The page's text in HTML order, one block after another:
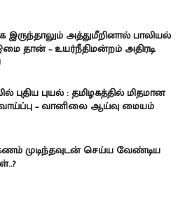
அத்துமீறினால் பாலியல்
தான் – உயர்நீதிமன்றம் அதிரடி
புதிய புயல் : தமிழகத்தில் மிதமான
– வானிலை ஆய்வு மையம்
முடிந்தவுடன் செய்ய வேண்டிய